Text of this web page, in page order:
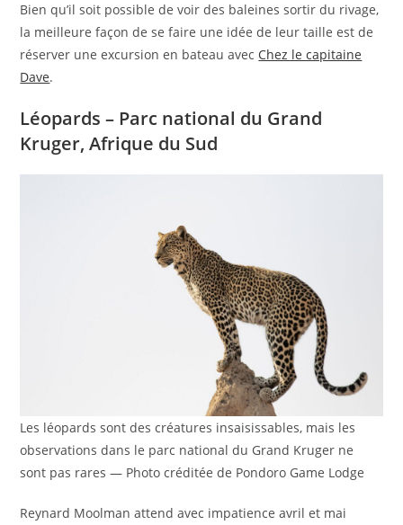
Bien qu’il soit possible de voir des baleines sortir du rivage,
la meilleure façon de se faire une idée de leur taille est de
réserver une excursion en bateau avec Chez le capitaine
Dave.
Léopards – Parc national du Grand
Kruger, Afrique du Sud
Les léopards sont des créatures insaisissables, mais les
observations dans le parc national du Grand Kruger ne
sont pas rares — Photo créditée de Pondoro Game Lodge
Reynard Moolman attend avec impatience avril et mai